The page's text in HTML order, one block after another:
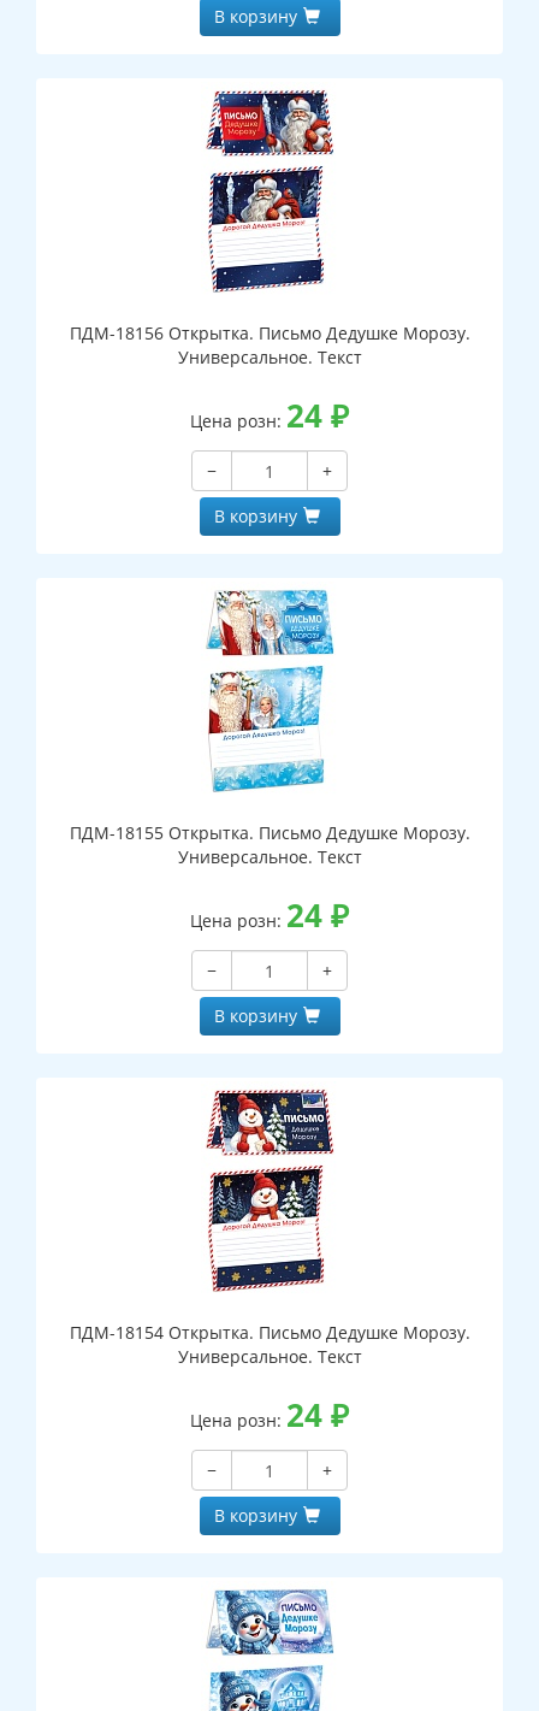
В корзину
ПДМ-18156 Открытка. Письмо Дедушке Морозу.
Универсальное. Текст
Цена розн: 24₽
−
+
В корзину
ПДМ-18155 Открытка. Письмо Дедушке Морозу.
Универсальное. Текст
Цена розн: 24₽
−
+
В корзину
ПДМ-18154 Открытка. Письмо Дедушке Морозу.
Универсальное. Текст
Цена розн: 24₽
−
+
В корзину